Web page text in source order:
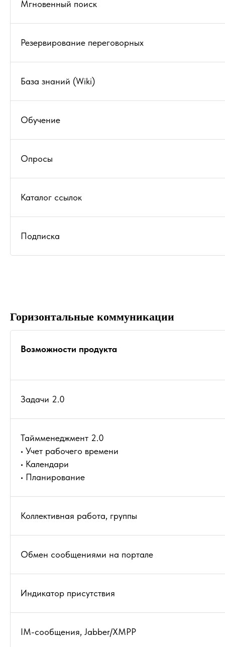
Мгновенный поиск
Резервирование переговорных
База знаний (Wiki)
Обучение
Опросы
Каталог ссылок
Подписка
Горизонтальные коммуникации
Возможности продукта
Задачи 2.0
Таймменеджмент 2.0
• Учет рабочего времени
• Календари
• Планирование
Коллективная работа, группы
Обмен сообщениями на портале
Индикатор присутствия
IM-сообщения, Jabber/XMPP